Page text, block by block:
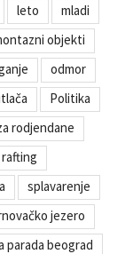
leto
mladi
objekti
odmor
Politika
rodjendane
rafting
splavarenje
jezero
parada beograd